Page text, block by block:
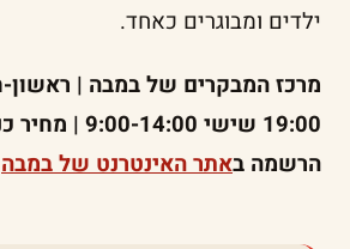
ילדים ומבוגרים כאחד.
הרשמה באתר האינטרנט של במבה